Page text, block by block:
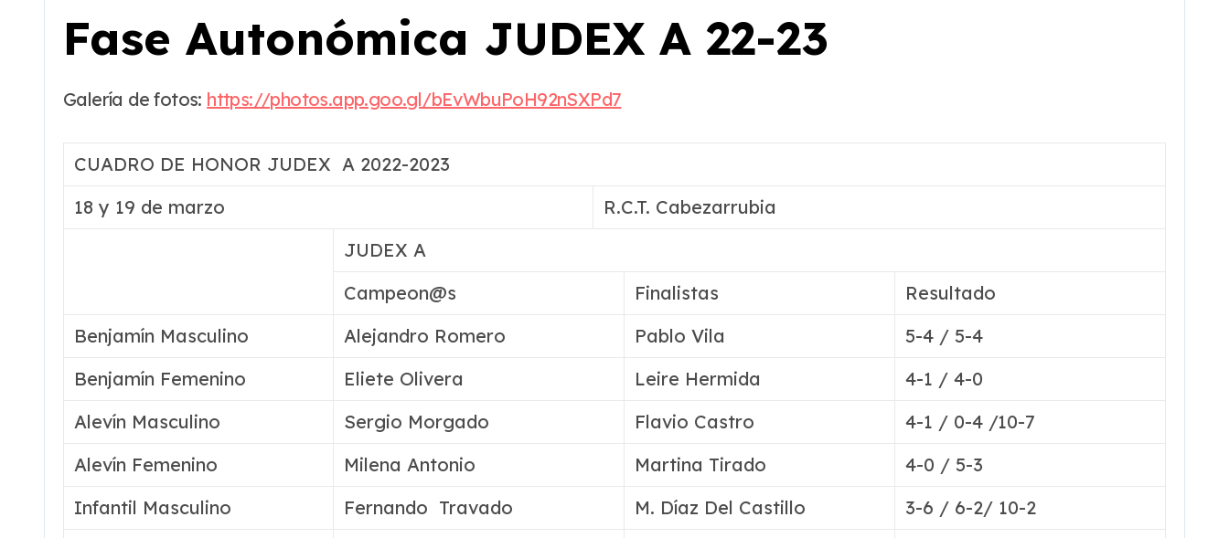
Fase Autonómica JUDEX A 22-23
Galería de fotos: https://photos.app.goo.gl/bEvWbuPoH92nSXPd7
CUADRO DE HONOR JUDEX A 2022-2023
18 y 19 de marzo
R.C.T. Cabezarrubia
JUDEX A
Campeon@s
Finalistas
Resultado
Benjamín Masculino
Alejandro Romero Pablo Vila
5-4 / 5-4
Benjamín Femenino
Eliete Olivera Leire Hermida
4-1 / 4-0
Alevín Masculino
Sergio Morgado Flavio Castro
4-1 / 0-4 /10-7
Alevín Femenino
Milena Antonio Martina Tirado
4-0 / 5-3
Infantil Masculino
Fernando Travado M. Díaz Del Castillo
3-6 / 6-2/ 10-2